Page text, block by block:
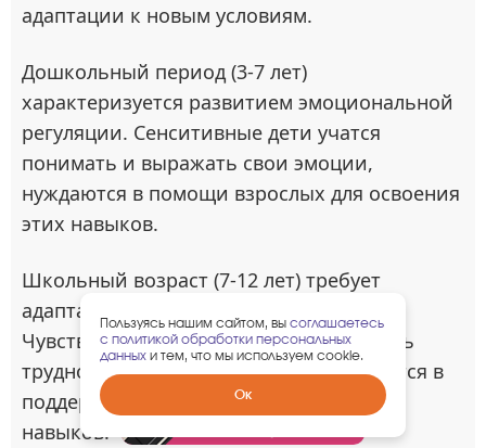
адаптации к новым условиям.
Дошкольный период (3-7 лет)
характеризуется развитием эмоциональной
регуляции. Сенситивные дети учатся
понимать и выражать свои эмоции,
нуждаются в помощи взрослых для освоения
этих навыков.
Школьный возраст (7-12 лет) требует
адаптации к социальным требованиям.
Чувствительные дети могут испытывать
трудности в больших группах, нуждаются в
поддержке для развития социальных
навыков.
Забрать
гарантированный
Пользуясь нашим сайтом, вы соглашаетесь
с политикой обработки персональных
данных и тем, что мы используем cookie.
Ок